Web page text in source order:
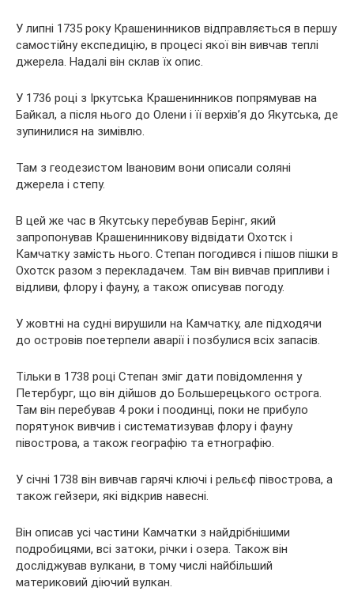
У липні 1735 року Крашенинников відправляється в першу
самостійну експедицію, в процесі якої він вивчав теплі
джерела. Надалі він склав їх опис.
У 1736 році з Іркутська Крашенинников попрямував на
Байкал, а після нього до Олени і її верхів’я до Якутська, де
зупинилися на зимівлю.
Там з геодезистом Івановим вони описали соляні
джерела і степу.
В цей же час в Якутську перебував Берінг, який
запропонував Крашенинникову відвідати Охотск і
Камчатку замість нього. Степан погодився і пішов пішки в
Охотск разом з перекладачем. Там він вивчав припливи і
відливи, флору і фауну, а також описував погоду.
У жовтні на судні вирушили на Камчатку, але підходячи
до островів поетерпели аварії і позбулися всіх запасів.
Тільки в 1738 році Степан зміг дати повідомлення у
Петербург, що він дійшов до Большерецького острога.
Там він перебував 4 роки і поодинці, поки не прибуло
порятунок вивчив і систематизував флору і фауну
півострова, а також географію та етнографію.
У січні 1738 він вивчав гарячі ключі і рельєф півострова, а
також гейзери, які відкрив навесні.
Він описав усі частини Камчатки з найдрібнішими
подробицями, всі затоки, річки і озера. Також він
досліджував вулкани, в тому числі найбільший
материковий діючий вулкан.